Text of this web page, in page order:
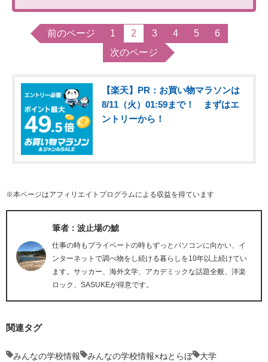
前のページ 1 2 3 4 5
6
次のページ
【楽天】PR：お買い物マラソンは
8/11（火）01:59まで！ まずはエ
ントリーから！
※本ページはアフィリエイトプログラムによる収益を得ています
筆者：波止場の鯱
仕事の時もプライベートの時もずっとパソコンに向かい、イ
ンターネットで調べ物をし続ける暮らしを10年以上続けてい
ます。サッカー、海外文学、アカデミックな話題全般、洋楽
ロック、SASUKEが得意です。
関連タグ
みんなの学校情報 みんなの学校情報×ねとらぼ 大学